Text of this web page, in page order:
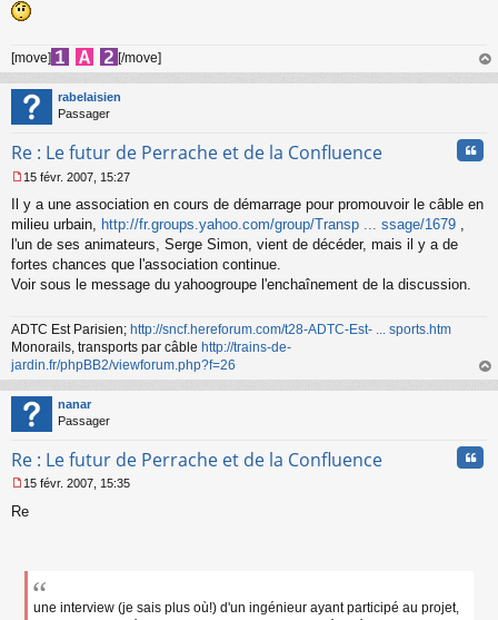
[move] [/move]
au
rabelaisien
Passager
Re : Le futur de Perrache et de la Confluence
e
s
s
g
e
o
l
u
15 févr. 2007, 15:27
Il y a une association en cours de démarrage pour promouvoir le câble en
milieu urbain, http://fr.groups.yahoo.com/group/Transp ... ssage/1679 ,
l'un de ses animateurs, Serge Simon, vient de décéder, mais il y a de
fortes chances que l'association continue.
Voir sous le message du yahoogroupe l'enchaînement de la discussion.
ADTC Est Parisien; http://sncf.hereforum.com/t28-ADTC-Est- ... sports.htm
Monorails, transports par câble http://trains-de-
jardin.fr/phpBB2/viewforum.php?f=26
au
nanar
Passager
Re : Le futur de Perrache et de la Confluence
e
15 févr. 2007, 15:35
Re
une interview (je sais plus où!) d'un ingénieur ayant participé au projet,